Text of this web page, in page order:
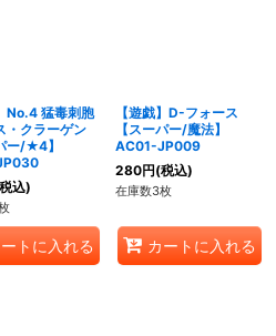
No.4 猛毒刺胞
・クラーゲン
ー/★4】
込)
トに入れる
【遊戯】D-フォース
【スーパー/魔法】
AC01-JP009
280円(税込)
在庫数3枚
カートに入れる